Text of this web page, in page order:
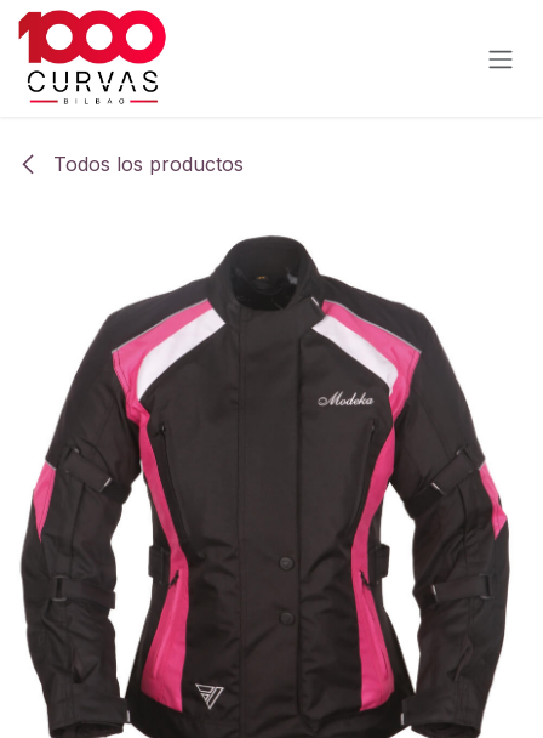
Ir al contenido
Todos los productos